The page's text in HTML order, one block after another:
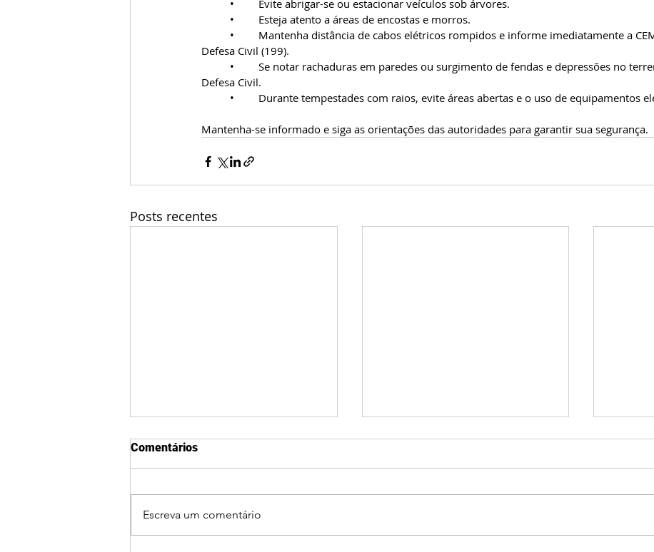
	•	Evite abrigar-se ou estacionar veículos sob árvores.
	•	Esteja atento a áreas de encostas e morros.
Defesa Civil (199).
Defesa Civil.
•	Durante tempestades com raios, evite áreas abertas e o uso de equipamentos
Mantenha-se informado e siga as orientações das autoridades para garantir sua segurança.
Posts recentes
Comentários
Escreva um comentário